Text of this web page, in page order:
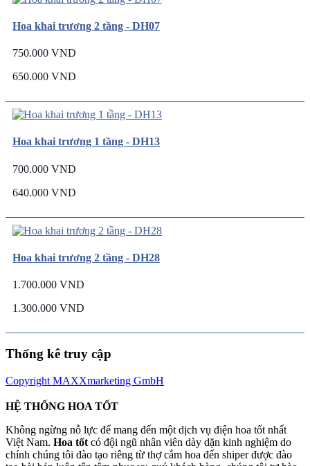
Hoa khai trương 2 tầng - DH07
750.000 VND
650.000 VND
Hoa khai trương 1 tầng - DH13
700.000 VND
640.000 VND
Hoa khai trương 2 tầng - DH28
1.700.000 VND
1.300.000 VND
Thống kê truy cập
Copyright MAXXmarketing GmbH
HỆ THỐNG HOA TỐT
Không ngừng nỗ lực để mang đến một dịch vụ điện hoa tốt nhất
Việt Nam. Hoa tốt có đội ngũ nhân viên dày dặn kinh nghiệm do
chính chúng tôi đào tạo riêng từ thợ cắm hoa đến shiper được đào